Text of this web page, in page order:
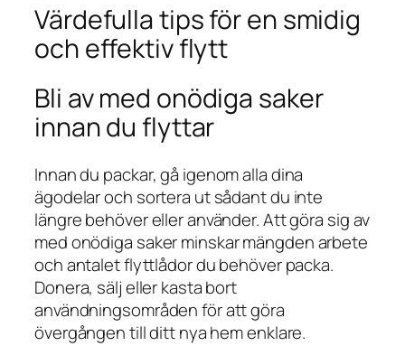
Värdefulla tips för en smidig
och effektiv flytt
Bli av med onödiga saker
innan du flyttar
Innan du packar, gå igenom alla dina
ägodelar och sortera ut sådant du inte
längre behöver eller använder. Att göra sig av
med onödiga saker minskar mängden arbete
och antalet flyttlådor du behöver packa.
Donera, sälj eller kasta bort
användningsområden för att göra
övergången till ditt nya hem enklare.